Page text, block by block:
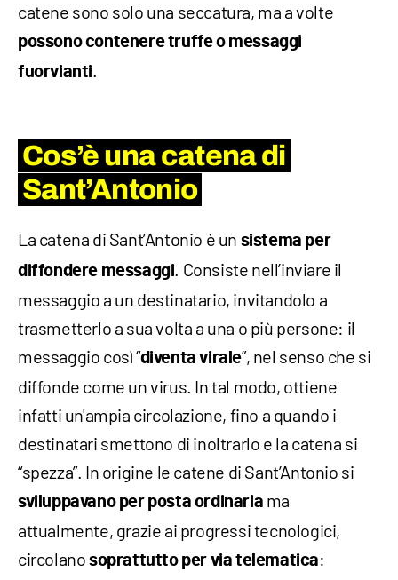
catene sono solo una seccatura, ma a volte
possono contenere truffe o messaggi
fuorvianti.
Cos’è una catena di
Sant’Antonio
La catena di Sant’Antonio è un sistema per
diffondere messaggi. Consiste nell’inviare il
messaggio a un destinatario, invitandolo a
trasmetterlo a sua volta a una o più persone: il
messaggio così “diventa virale”, nel senso che si
diffonde come un virus. In tal modo, ottiene
infatti un'ampia circolazione, fino a quando i
destinatari smettono di inoltrarlo e la catena si
“spezza”. In origine le catene di Sant’Antonio si
sviluppavano per posta ordinaria ma
attualmente, grazie ai progressi tecnologici,
circolano soprattutto per via telematica: